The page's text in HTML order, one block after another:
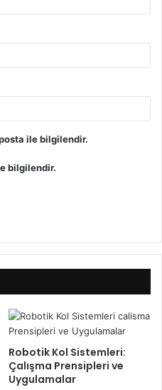
ile bilgilendir.
bilgilendir.
Robotik Kol Sistemleri:
Çalışma Prensipleri ve
Uygulamalar